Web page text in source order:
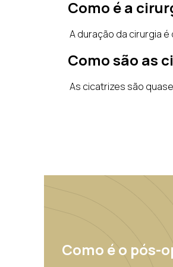
Como é a
A duração da cirurgia
Como são as
As cicatrizes são
Como é o pós-